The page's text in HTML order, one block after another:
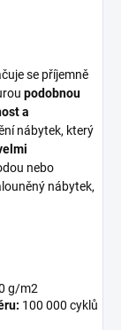
se příjemně
podobnou
a
nábytek, který
nebo
nábytek,
g/m2
100 000 cyklů